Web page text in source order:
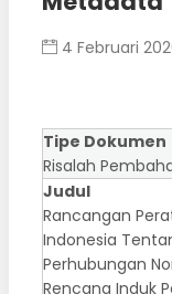
4 Februari
Tipe Dokumen
Risalah
Judul
Rancangan
Indonesia
Perhubungan
Rencana Induk